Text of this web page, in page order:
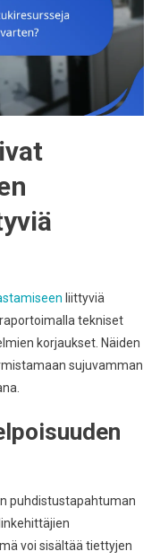
liittyviä
tekniset
korjaukset. Näiden
sujuvamman
puhdistustapahtuman
voi sisältää tiettyjen